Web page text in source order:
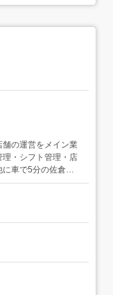
舗の運営をメイン業
・シフト管理・店
車で5分の佐倉店
〖処方内容〗内
師 【給与】月給